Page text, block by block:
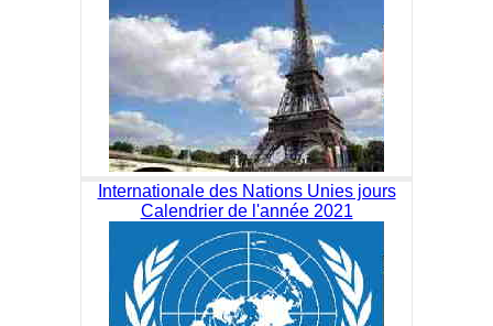
Internationale des Nations Unies jours
Calendrier de l'année 2021